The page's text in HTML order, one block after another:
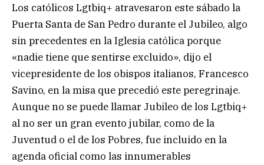
Los católicos Lgtbiq+ atravesaron este sábado la
Puerta Santa de San Pedro durante el Jubileo, algo
sin precedentes en la Iglesia católica porque
«nadie tiene que sentirse excluido», dijo el
vicepresidente de los obispos italianos, Francesco
Savino, en la misa que precedió este peregrinaje.
Aunque no se puede llamar Jubileo de los Lgtbiq+
al no ser un gran evento jubilar, como de la
Juventud o el de los Pobres, fue incluido en la
agenda oficial como las innumerables